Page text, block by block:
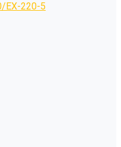
EX-220-5